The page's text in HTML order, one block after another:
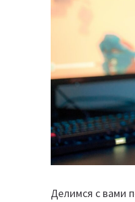
Делимся с вами